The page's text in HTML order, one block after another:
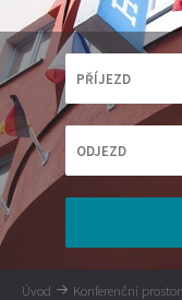
Úvod Konferenční